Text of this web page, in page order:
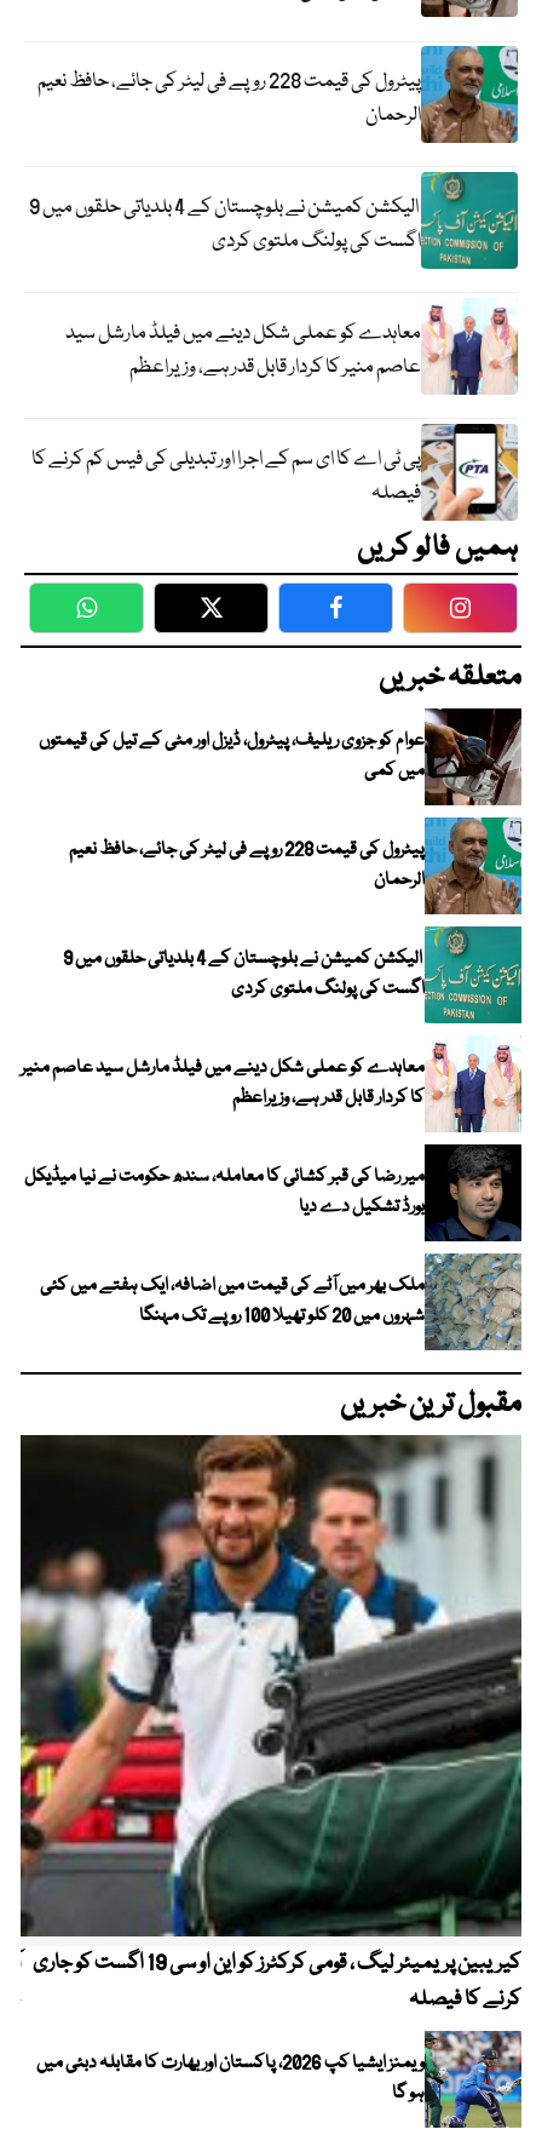
پیٹرول کی قیمت 228 روپے فی لیٹر کی جائے، حافظ نعیم
الرحمان
الیکشن کمیشن نے بلوچستان کے 4 بلدیاتی حلقوں میں 9
اگست کی پولنگ ملتوی کردی
معاہدے کو عملی شکل دینے میں فیلڈ مارشل سید
عاصم منیر کا کردار قابل قدر ہے، وزیراعظم
پی ٹی اے کا ای سم کے اجرا اور تبدیلی کی فیس کم کرنے کا
فیصلہ
ہمیں فالو کریں
WhatsApp Twitter Facebook
متعلقہ خبریں
عوام کو جزوی ریلیف، پیٹرول، ڈیزل اور مٹی کے تیل کی قیمتوں
میں کمی
پیٹرول کی قیمت 228 روپے فی لیٹر کی جائے، حافظ نعیم
الرحمان
الیکشن کمیشن نے بلوچستان کے 4 بلدیاتی حلقوں میں 9
اگست کی پولنگ ملتوی کردی
معاہدے کو عملی شکل دینے میں فیلڈ مارشل سید عاصم منیر
کا کردار قابل قدر ہے، وزیراعظم
میر رضا کی قبر کشائی کا معاملہ، سندھ حکومت نے نیا میڈیکل
بورڈ تشکیل دے دیا
ملک بھر میں آٹے کی قیمت میں اضافہ، ایک ہفتے میں کئی
شہروں میں 20 کلو تھیلا 100 روپے تک مہنگا
مقبول ترین خبریں
کیریبین پریمیئر لیگ ، قومی کرکٹرز کو این او سی 19 اگست کو جاری
کرنے کا فیصلہ
ویمنز ایشیا کپ 2026، پاکستان اور بھارت کا مقابلہ دبئی میں
ہو گا